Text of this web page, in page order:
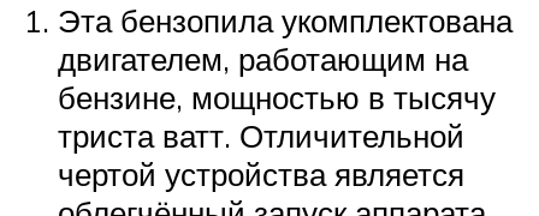
Эта бензопила укомплектована
двигателем, работающим на
бензине, мощностью в тысячу
триста ватт. Отличительной
чертой устройства является